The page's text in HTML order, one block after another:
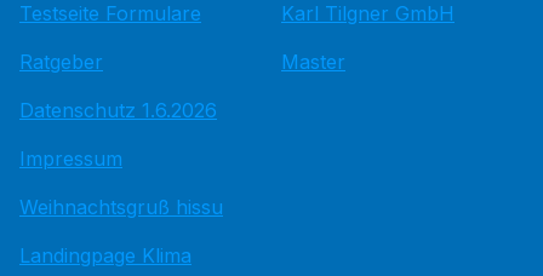
Testseite Formulare
Ratgeber
Datenschutz 1.6.2026
Impressum
Weihnachtsgruß hissu
Landingpage Klima
Karl Tilgner GmbH
Master